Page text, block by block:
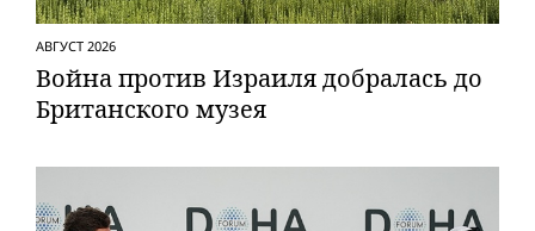
АВГУСТ 2026
Вой­на против Израиля добралась до
Британского музея